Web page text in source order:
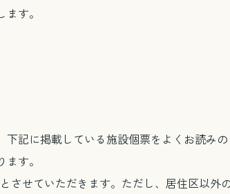
す。
記に掲載している施設個票をよくお読みの
す。
させていただきます。ただし、居住区以外